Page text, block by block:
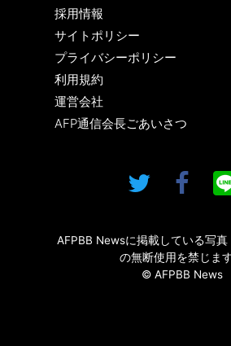
採用情報
サイトポリシー
プライバシーポリシー
利用規約
運営会社
AFP通信会長ごあいさつ
AFPBB Newsに掲載している写
の無断使用を禁じます
© AFPBB News